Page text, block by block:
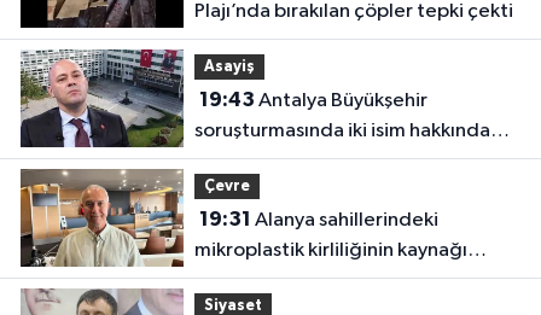
Plajı’nda bırakılan çöpler tepki çekti
Asayiş
19:43
soruşturmasında iki isim hakkında
yeni karar
Çevre
19:31
mikroplastik kirliliğinin kaynağı
açıklandı
Siyaset